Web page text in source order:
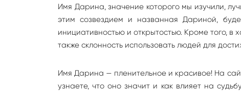
Имя Дарина, значение которого мы изучили,
этим созвездием и названная Дариной,
инициативностью и открытостью. Кроме того, в
также склонность использовать людей для
Имя Дарина — пленительное и красивое! На
узнаете, что оно значит и как влияет на